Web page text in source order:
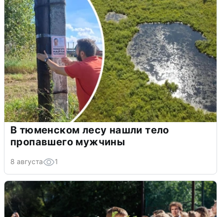
В тюменском лесу нашли тело
пропавшего мужчины
8 августа 1